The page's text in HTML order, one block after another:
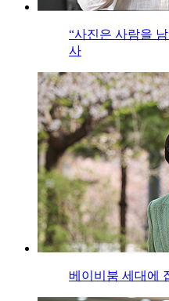
“사진은 사람을
사
베이비붐 세대에